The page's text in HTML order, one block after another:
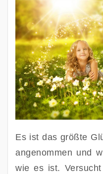
Es ist das größte
angenommen und
wie es ist.